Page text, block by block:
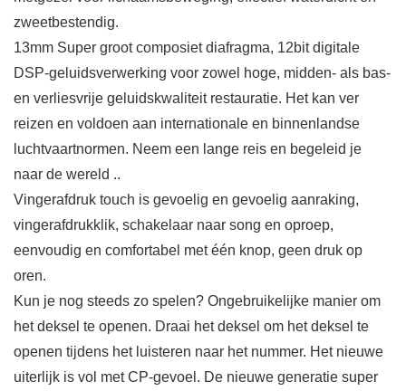
zweetbestendig.
13mm Super groot composiet diafragma, 12bit digitale
DSP-geluidsverwerking voor zowel hoge, midden- als bas-
en verliesvrije geluidskwaliteit restauratie. Het kan ver
reizen en voldoen aan internationale en binnenlandse
luchtvaartnormen. Neem een ​​lange reis en begeleid je
naar de wereld ..
Vingerafdruk touch is gevoelig en gevoelig aanraking,
vingerafdrukklik, schakelaar naar song en oproep,
eenvoudig en comfortabel met één knop, geen druk op
oren.
Kun je nog steeds zo spelen? Ongebruikelijke manier om
het deksel te openen. Draai het deksel om het deksel te
openen tijdens het luisteren naar het nummer. Het nieuwe
uiterlijk is vol met CP-gevoel. De nieuwe generatie super